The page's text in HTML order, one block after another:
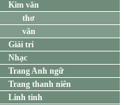
Kim văn
thơ
văn
Giải trí
Nhạc
Trang Anh ngữ
Trang thanh niên
Linh tinh